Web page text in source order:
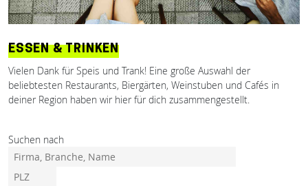
ESSEN & TRINKEN
Vielen Dank für Speis und Trank! Eine große Auswahl der
beliebtesten Restaurants, Biergärten, Weinstuben und Cafés in
deiner Region haben wir hier für dich zusammengestellt.
Suchen nach